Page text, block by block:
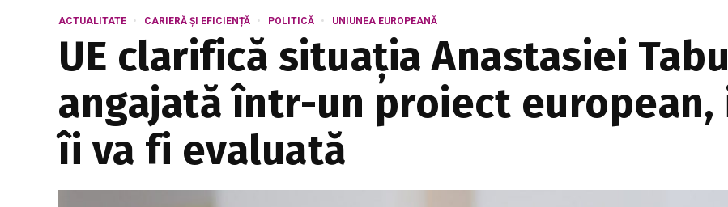
ACTUALITATE CARIERĂ ȘI EFICIENȚĂ POLITICĂ UNIUNEA EUROPEANĂ
UE clarifică situația Anastasiei
angajată într-un proiect
îi va fi evaluată